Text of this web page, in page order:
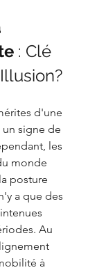
: Clé
d'une
signe de
les
monde
posture
a que des
Au
à